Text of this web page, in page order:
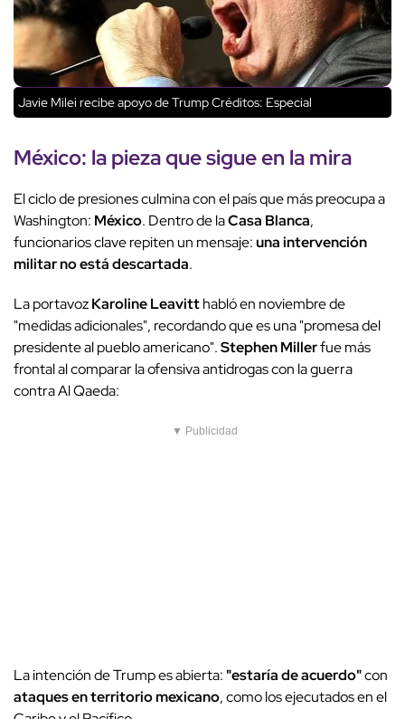
Javie Milei recibe apoyo de TrumpCréditos: Especial
México: la pieza que sigue en la mira
El ciclo de presiones culmina con el país que más preocupa a
Washington: México. Dentro de laCasa Blanca,
funcionarios clave repiten un mensaje:una intervención
militar no está descartada.
La portavozKaroline Leavitthabló en noviembre de
"medidas adicionales", recordando que es una "promesa del
presidente al pueblo americano".Stephen Millerfue más
frontal al comparar la ofensiva antidrogas con la guerra
contra Al Qaeda:
▼ Publicidad
La intención de Trump es abierta: "estaría de acuerdo"con
ataques en territorio mexicano, como los ejecutados en el